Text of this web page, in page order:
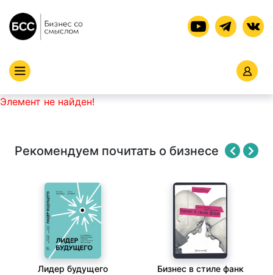
Элемент не найден!
Рекомендуем почитать о бизнесе
Лидер будущего Бизнес в стиле фанк